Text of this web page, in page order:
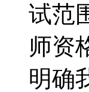
试范
师资
明确